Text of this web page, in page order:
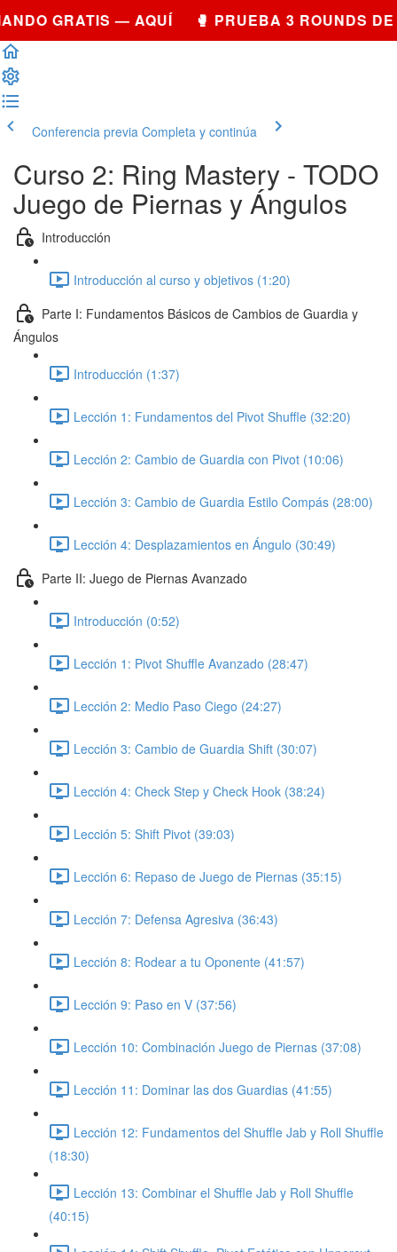
GRATIS — AQUÍ 🥊 PRUEBA 3 ROUNDS
Conferencia previa Completa y continúa
Curso 2: Ring Mastery - TODO
Juego de Piernas y Ángulos
Introducción
Introducción al curso y objetivos (1:20)
Parte I: Fundamentos Básicos de Cambios de Guardia y
Ángulos
Introducción (1:37)
Lección 1: Fundamentos del Pivot Shuffle (32:20)
Lección 2: Cambio de Guardia con Pivot (10:06)
Lección 3: Cambio de Guardia Estilo Compás (28:00)
Lección 4: Desplazamientos en Ángulo (30:49)
Parte II: Juego de Piernas Avanzado
Introducción (0:52)
Lección 1: Pivot Shuffle Avanzado (28:47)
Lección 2: Medio Paso Ciego (24:27)
Lección 3: Cambio de Guardia Shift (30:07)
Lección 4: Check Step y Check Hook (38:24)
Lección 5: Shift Pivot (39:03)
Lección 6: Repaso de Juego de Piernas (35:15)
Lección 7: Defensa Agresiva (36:43)
Lección 8: Rodear a tu Oponente (41:57)
Lección 9: Paso en V (37:56)
Lección 10: Combinación Juego de Piernas (37:08)
Lección 11: Dominar las dos Guardias (41:55)
Lección 12: Fundamentos del Shuffle Jab y Roll Shuffle
(18:30)
Lección 13: Combinar el Shuffle Jab y Roll Shuffle
(40:15)